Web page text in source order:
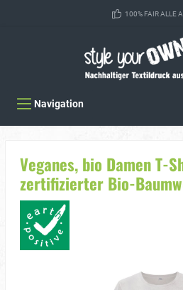
100% FAIR ALLE
Navigation
Veganes, bio Damen T-
zertifizierter Bio-